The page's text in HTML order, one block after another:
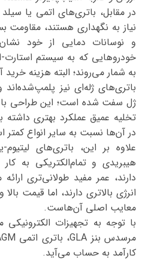
نیاز به نگهداری هستند، مقاومت
و نوسانات دمایی از خود
خودروهایی که به سیستم استارت-
به شمار می‌روند؛ البته هزینه
باتری‌های ژله‌ای نیز
ژل سفت شده است؛ این طراحی
تخلیه عمیق عملکرد بهتری
در آن‌ها نسبت به سایر انواع
علاوه بر این، باتری‌های
هیبریدی و تمام‌الکتریکی به
دارند، عمر مفید طولانی‌تری
انرژی بالاتری دارند، اما قیمت
معایب اصلی آن‌هاست.
با توجه به تجهیزات
کارآمد به حساب می‌آید.